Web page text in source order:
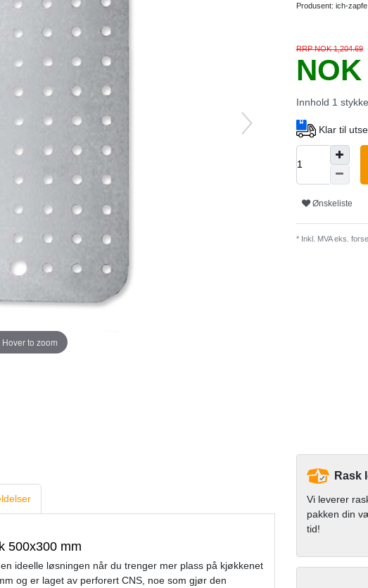
Hover to zoom
Produsent: ich-zapfe
RRP NOK 1,204.69
Innhold 1 stykke
Klar til
Ønskeliste
* Inkl. MVA eks.
500x300 mm
ideelle løsningen når du trenger mer plass på kjøkkenet
og er laget av perforert CNS, noe som gjør den
Rask
Vi leverer
pakken din
tid!